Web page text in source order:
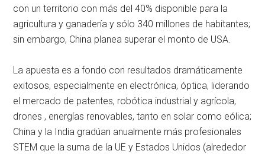
con un territorio con más del 40% disponible para la
agricultura y ganadería y sólo 340 millones de habitantes;
sin embargo, China planea superar el monto de USA.
La apuesta es a fondo con resultados dramáticamente
exitosos, especialmente en electrónica, óptica, liderando
el mercado de patentes, robótica industrial y agrícola,
drones , energías renovables, tanto en solar como eólica;
China y la India gradúan anualmente más profesionales
STEM que la suma de la UE y Estados Unidos (alrededor